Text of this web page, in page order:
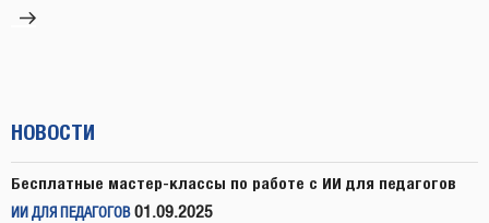
НОВОСТИ
Бесплатные мастер-классы по работе с ИИ для педагогов
ИИ ДЛЯ ПЕДАГОГОВ 01.09.2025